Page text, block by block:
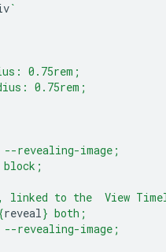
`
0.75rem;
0.75rem;
revealing-image;
linked to the  View
reveal} both;
revealing-image;